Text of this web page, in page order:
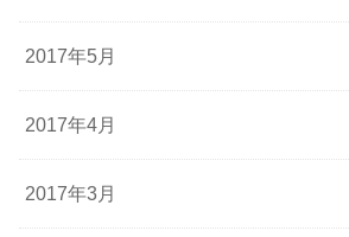
2017年5月
2017年4月
2017年3月